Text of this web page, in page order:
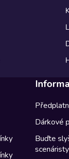
Dárkové
Buďte
scenáristy